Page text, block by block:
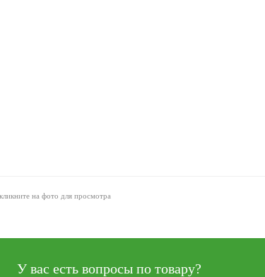
кликните на фото для просмотра
У вас есть вопросы по товару?